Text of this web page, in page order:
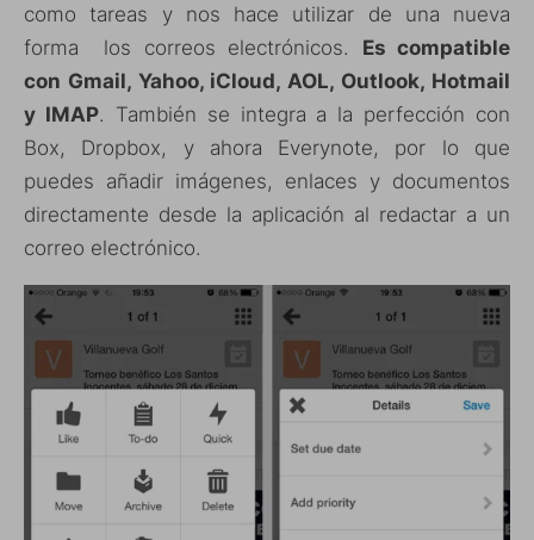
como tareas y nos hace utilizar de una nueva
forma los correos electrónicos. Es compatible
con Gmail, Yahoo, iCloud, AOL, Outlook, Hotmail
y IMAP. También se integra a la perfección con
Box, Dropbox, y ahora Everynote, por lo que
puedes añadir imágenes, enlaces y documentos
directamente desde la aplicación al redactar a un
correo electrónico.